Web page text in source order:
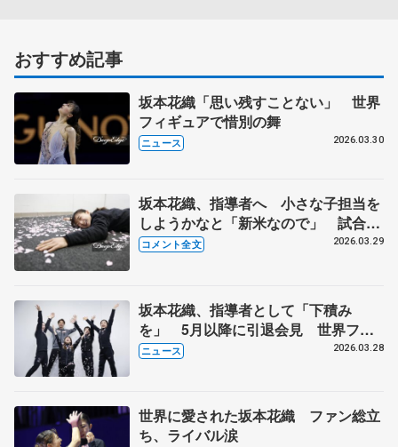
おすすめ記事
坂本花織「思い残すことない」 世界
フィギュアで惜別の舞
ニュース 2026.03.30
坂本花織、指導者へ 小さな子担当を
しようかなと「新米なので」 試合後
「人生初でスコーン食べた」、報道陣
コメント全文 2026.03.29
坂本花織、指導者として「下積み
を」 5月以降に引退会見 世界フィ
ギュア優勝から一夜明け
ニュース 2026.03.28
世界に愛された坂本花織 ファン総立
ち、ライバル涙